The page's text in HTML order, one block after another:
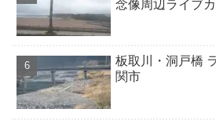
念像周辺ライブ
板取川・洞戸橋
関市